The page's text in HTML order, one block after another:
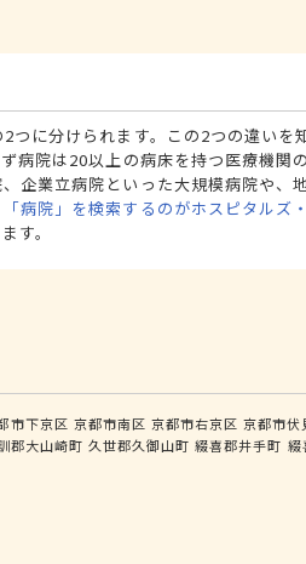
つに分けられます。この2つの違いを
病院は20以上の病床を持つ医療機関
企業立病院といった大規模病院や、
「病院」を検索するのがホスピタルズ
す。
市下京区 京都市南区 京都市右京区 京都市伏
郡大山崎町 久世郡久御山町 綴喜郡井手町 綴